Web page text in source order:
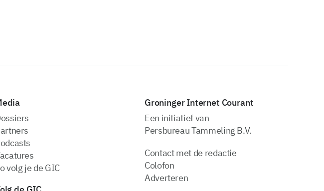
dossiers
partners
podcasts
vacatures
zo volg je de GIC
Groninger Internet Courant
Een initiatief van
Persbureau Tammeling B.V.
Contact met de redactie
Colofon
Adverteren